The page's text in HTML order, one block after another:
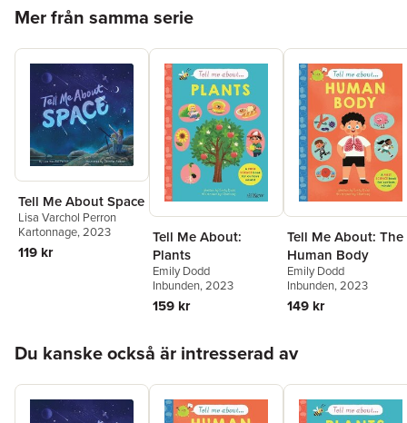
Mer från samma serie
Tell Me About Space
Lisa Varchol Perron
Kartonnage, 2023
119 kr
Tell Me About:
Plants
Emily Dodd
Inbunden, 2023
159 kr
Tell Me About: The
Human Body
Emily Dodd
Inbunden, 2023
149 kr
Du kanske också är intresserad av